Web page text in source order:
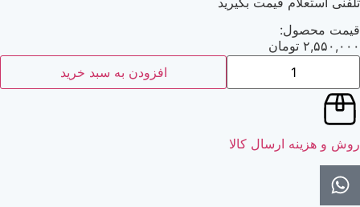
قیمت محصول:
۲,۵۵۰,۰۰۰ تومان
افزودن به سبد خرید
روش و هزینه ارسال کالا